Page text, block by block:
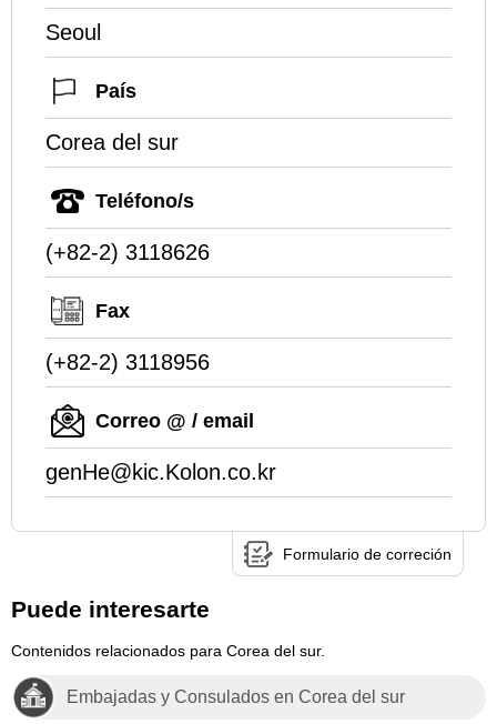
Seoul
País
Corea del sur
Teléfono/s
(+82-2) 3118626
Fax
(+82-2) 3118956
Correo @ / email
genHe@kic.Kolon.co.kr
Formulario de correción
Puede interesarte
Contenidos relacionados para Corea del sur.
Embajadas y Consulados en Corea del sur